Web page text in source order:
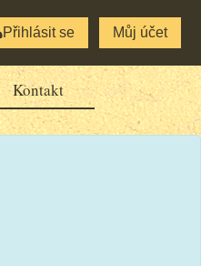
Přihlásit se Můj účet
Kontakt